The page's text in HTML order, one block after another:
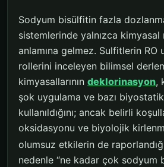
Sodyum bisülfitin fazla
sistemlerinde yalnızca kimyasal
anlamına gelmez. Sulfitlerin RO
rollerini inceleyen bilimsel
kimyasallarının deklorinasyon,
şok uygulama ve bazı
kullanıldığını; ancak belirli
oksidasyonu ve biyolojik
olumsuz etkilerin de
nedenle “ne kadar çok sodyum